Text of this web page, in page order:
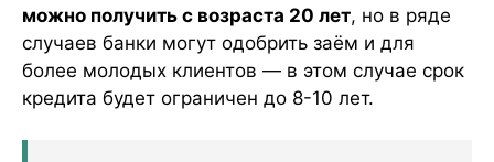
можно получить с возраста 20 лет, но в ряде
случаев банки могут одобрить заём и для
более молодых клиентов — в этом случае срок
кредита будет ограничен до 8-10 лет.